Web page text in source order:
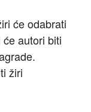
će odabrati
autori biti
žiri